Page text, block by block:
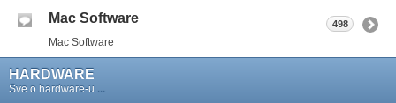
Mac Software
Mac Software
498
HARDWARE
Sve o hardware-u ...